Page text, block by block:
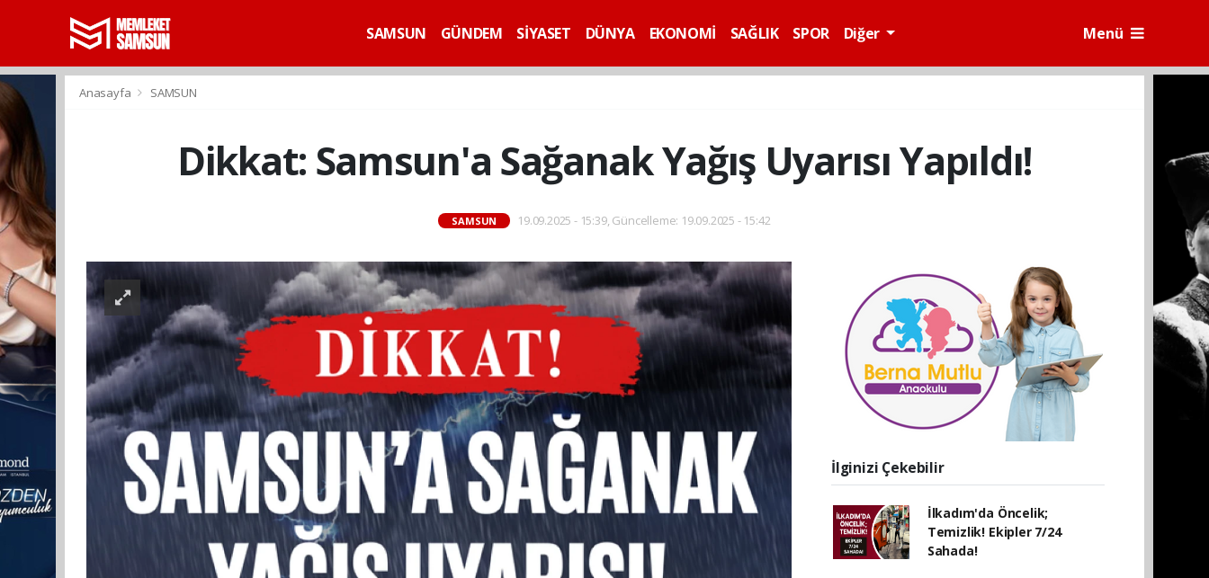
SAMSUN GÜNDEM SİYASET DÜNYA EKONOMİ SAĞLIK SPOR Diğer Menü
Anasayfa SAMSUN
Dikkat: Samsun'a Sağanak Yağış Uyarısı Yapıldı!
SAMSUN 19.09.2025 - 15:39, Güncelleme: 19.09.2025 - 15:42
İlginizi Çekebilir
İlkadım'da Öncelik;
Temizlik! Ekipler 7/24
Sahada!